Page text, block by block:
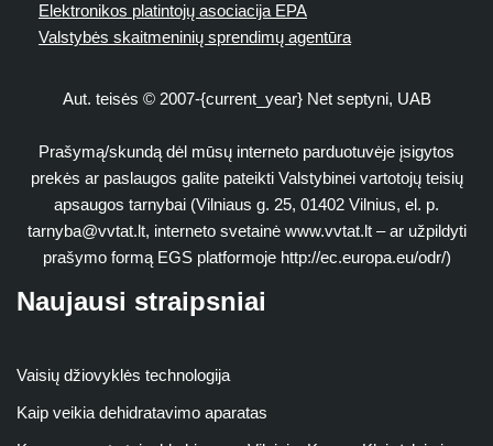
Elektronikos platintojų asociacija EPA
Valstybės skaitmeninių sprendimų agentūra
Aut. teisės © 2007-{current_year} Net septyni, UAB
Prašymą/skundą dėl mūsų interneto parduotuvėje įsigytos
prekės ar paslaugos galite pateikti Valstybinei vartotojų teisių
apsaugos tarnybai (Vilniaus g. 25, 01402 Vilnius, el. p.
tarnyba@vvtat.lt, interneto svetainė www.vvtat.lt – ar užpildyti
prašymo formą EGS platformoje http://ec.europa.eu/odr/)
Naujausi straipsniai
Vaisių džiovyklės technologija
Kaip veikia dehidratavimo aparatas